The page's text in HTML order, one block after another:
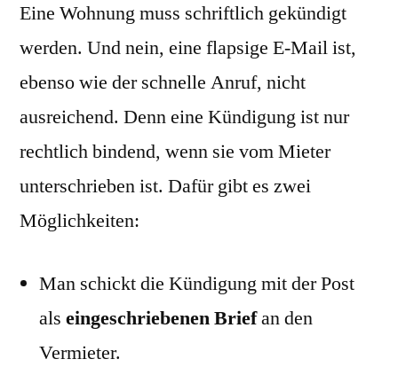
Eine Wohnung muss schriftlich gekündigt
werden. Und nein, eine flapsige E-Mail ist,
ebenso wie der schnelle Anruf, nicht
ausreichend. Denn eine Kündigung ist nur
rechtlich bindend, wenn sie vom Mieter
unterschrieben ist. Dafür gibt es zwei
Möglichkeiten:
Man schickt die Kündigung mit der Post
als eingeschriebenen Briefan den
Vermieter.